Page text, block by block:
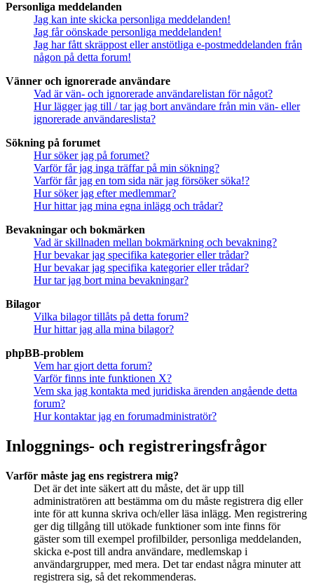
Personliga meddelanden
Jag kan inte skicka personliga meddelanden!
Jag får oönskade personliga meddelanden!
Jag har fått skräppost eller anstötliga e-postmeddelanden från
någon på detta forum!
Vänner och ignorerade användare
Vad är vän- och ignorerade användarelistan för något?
Hur lägger jag till / tar jag bort användare från min vän- eller
ignorerade användareslista?
Sökning på forumet
Hur söker jag på forumet?
Varför får jag inga träffar på min sökning?
Varför får jag en tom sida när jag försöker söka!?
Hur söker jag efter medlemmar?
Hur hittar jag mina egna inlägg och trådar?
Bevakningar och bokmärken
Vad är skillnaden mellan bokmärkning och bevakning?
Hur bevakar jag specifika kategorier eller trådar?
Hur bevakar jag specifika kategorier eller trådar?
Hur tar jag bort mina bevakningar?
Bilagor
Vilka bilagor tillåts på detta forum?
Hur hittar jag alla mina bilagor?
phpBB-problem
Vem har gjort detta forum?
Varför finns inte funktionen X?
Vem ska jag kontakta med juridiska ärenden angående detta
forum?
Hur kontaktar jag en forumadministratör?
Inloggnings- och registreringsfrågor
Varför måste jag ens registrera mig?
Det är det inte säkert att du måste, det är upp till
administratören att bestämma om du måste registrera dig eller
inte för att kunna skriva och/eller läsa inlägg. Men registrering
ger dig tillgång till utökade funktioner som inte finns för
gäster som till exempel profilbilder, personliga meddelanden,
skicka e-post till andra användare, medlemskap i
användargrupper, med mera. Det tar endast några minuter att
registrera sig, så det rekommenderas.